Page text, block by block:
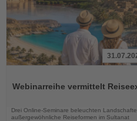
die
Webinarreihe vermittelt
Drei Online-Seminare beleuchten
außergewöhnliche Reiseformen im Sultanat